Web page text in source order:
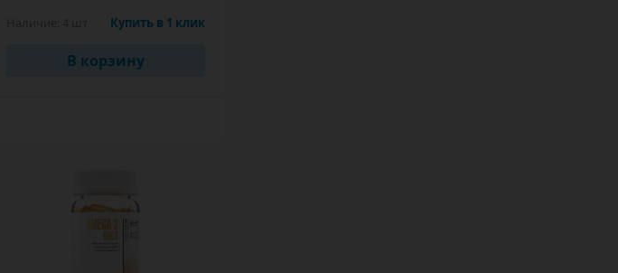
Купить в 1 клик
В корзину